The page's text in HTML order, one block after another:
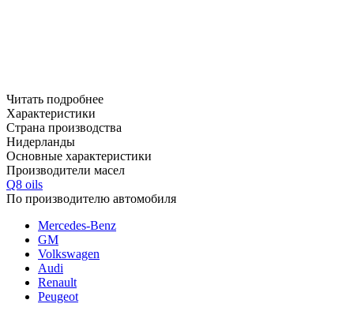
Читать подробнее
Характеристики
Страна производства
Нидерланды
Основные характеристики
Производители масел
Q8 oils
По производителю автомобиля
Mercedes-Benz
GM
Volkswagen
Audi
Renault
Peugeot